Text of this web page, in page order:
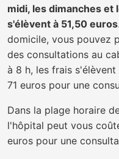
midi, les dimanches
s'élèvent à 51,50 euros
domicile, vous pouvez
des consultations au
à 8 h, les frais
71 euros pour une
Dans la plage horaire
l'hôpital peut vous
euros pour une